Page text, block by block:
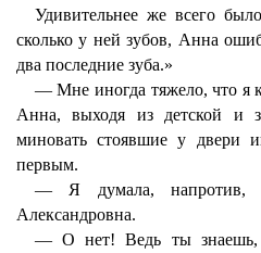
Удивительнее же всего
сколько у ней зубов, Анна
два последние зуба.»
— Мне иногда тяжело, что я
Анна, выходя из детской и
миновать стоявшие у
первым.
— Я думала, напротив,
Александровна.
— О нет! Ведь ты знаешь,